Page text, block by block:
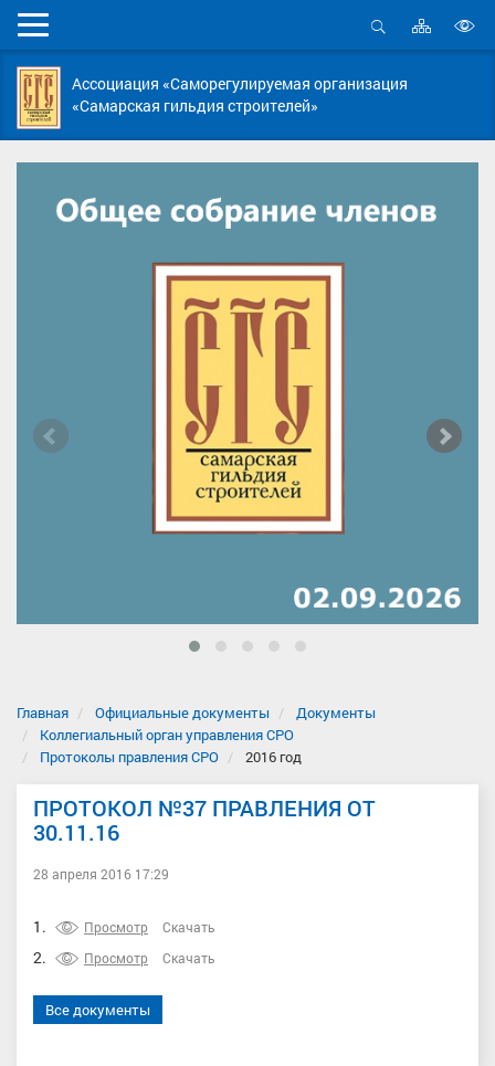
Мобильное
меню
Открыть
Карта
сайта
Ассоциация «Саморегулируемая организация
«Самарская гильдия строителей»
Главная Официальные документы
Документы
Коллегиальный орган управления СРО
Протоколы правления СРО
2016 год
ПРОТОКОЛ №37 ПРАВЛЕНИЯ ОТ
30.11.16
28 апреля 2016 17:29
1. Просмотр Скачать
2. Просмотр Скачать
Все документы